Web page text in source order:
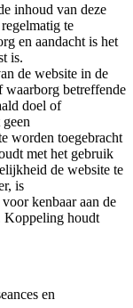
inhoud van deze
te
en aandacht is het
is.
de website in de
waarborg betreffende
doel of
worden toegebracht
met het gebruik
de website te
is
kenbaar aan de
Koppeling houdt
en